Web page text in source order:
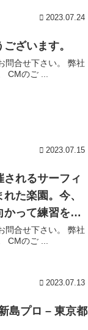
2023.07.24
ざいます。
問合せ下さい。 弊社
CMのご ...
2023.07.15
れるサーフィ
た楽園。今、
って練習を重
問合せ下さい。 弊社
CMのご ...
2023.07.13
島プロ – 東京都